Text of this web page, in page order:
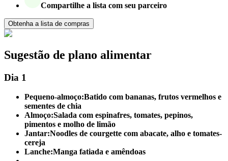
Compartilhe a lista com seu parceiro
Obtenha a lista de compras
Sugestão de plano alimentar
Dia 1
Pequeno-almoço:Batido com bananas, frutos vermelhos e
sementes de chia
Almoço:Salada com espinafres, tomates, pepinos,
pimentos e molho de limão
Jantar:Noodles de courgette com abacate, alho e tomates-
cereja
Lanche:Manga fatiada e amêndoas